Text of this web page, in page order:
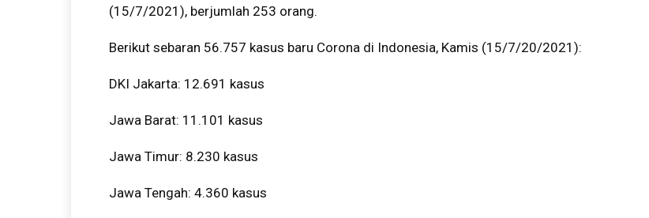
(15/7/2021), berjumlah 253 orang.
Berikut sebaran 56.757 kasus baru Corona di Indonesia, Kamis (15/7/20/2021):
DKI Jakarta: 12.691 kasus
Jawa Barat: 11.101 kasus
Jawa Timur: 8.230 kasus
Jawa Tengah: 4.360 kasus